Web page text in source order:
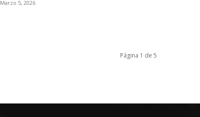
Marzo 5, 2026
Página 1 de 5